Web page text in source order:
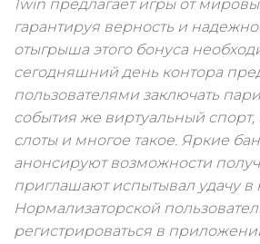
1win предлагает игры от
гарантируя верность и
отыгрыша этого бонуса
сегодняшний день контора
пользователями заключать
события же виртуальный спорт,
слоты и многое такое. Яркие
анонсируют возможности
приглашают испытывал удачу в
Нормализаторской
регистрироваться в